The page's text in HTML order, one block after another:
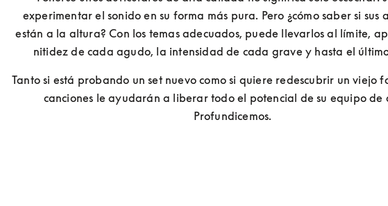
experimentar el sonido en su forma más pura. Pero ¿cómo saber si sus
están a la altura? Con los temas adecuados, puede llevarlos al límite,
nitidez de cada agudo, la intensidad de cada grave y hasta el
Tanto si está probando un set nuevo como si quiere redescubrir un viejo
canciones le ayudarán a liberar todo el potencial de su equipo de
Profundicemos.